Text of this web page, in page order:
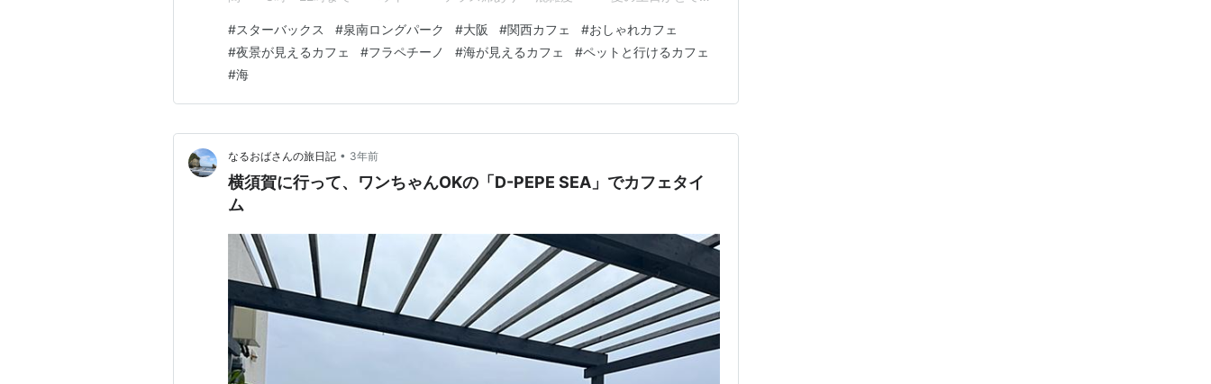
額！【期間限定価格：3,990円→1,990円！】 選べる2タイプ マキシワンピース レディ
ース ロングワンピ …
#スターバックス #泉南ロングパーク #大阪 #関西カフェ #おしゃれカフェ
#夜景が見えるカフェ #フラペチーノ #海が見えるカフェ #ペットと行けるカフェ
#海
なるおばさんの旅日記 • 3年前
横須賀に行って、ワンちゃんOKの「D-PEPE SEA」でカフェタイ
ム